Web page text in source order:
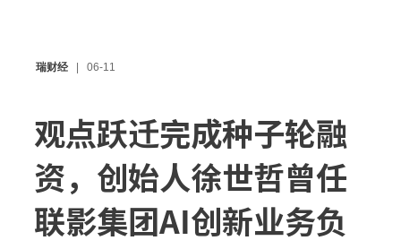
瑞财经 06-11
观点跃迁完成种子轮融
资，创始人徐世哲曾任
联影集团AI创新业务负